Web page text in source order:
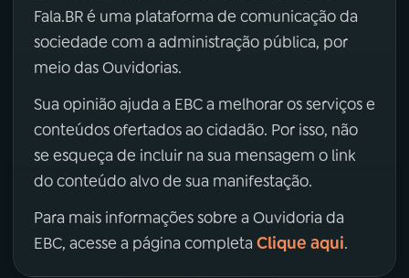
Fala.BR é uma plataforma de comunicação da
sociedade com a administração pública, por
meio das Ouvidorias.
Sua opinião ajuda a EBC a melhorar os serviços e
conteúdos ofertados ao cidadão. Por isso, não
se esqueça de incluir na sua mensagem o link
do conteúdo alvo de sua manifestação.
Para mais informações sobre a Ouvidoria da
EBC, acesse a página completa Clique aqui.